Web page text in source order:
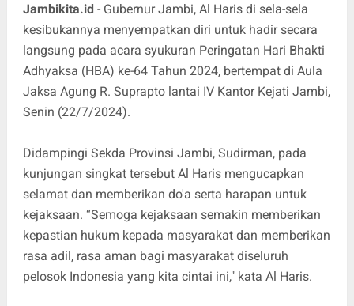
Jambikita.id- Gubernur Jambi, Al Haris di sela-sela
kesibukannya menyempatkan diri untuk hadir secara
langsung pada acara syukuran Peringatan Hari Bhakti
Adhyaksa (HBA) ke-64 Tahun 2024, bertempat di Aula
Jaksa Agung R. Suprapto lantai IV Kantor Kejati Jambi,
Senin (22/7/2024).
Didampingi Sekda Provinsi Jambi, Sudirman, pada
kunjungan singkat tersebut Al Haris mengucapkan
selamat dan memberikan do'a serta harapan untuk
kejaksaan. “Semoga kejaksaan semakin memberikan
kepastian hukum kepada masyarakat dan memberikan
rasa adil, rasa aman bagi masyarakat diseluruh
pelosok Indonesia yang kita cintai ini," kata Al Haris.